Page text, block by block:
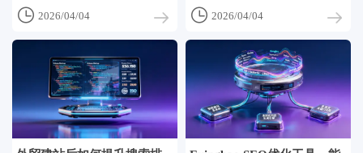
 2026/04/04  2026/04/04